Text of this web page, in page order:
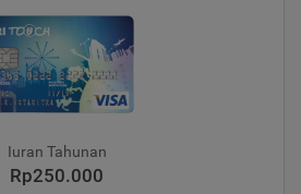
Iuran Tahunan
Rp250.000